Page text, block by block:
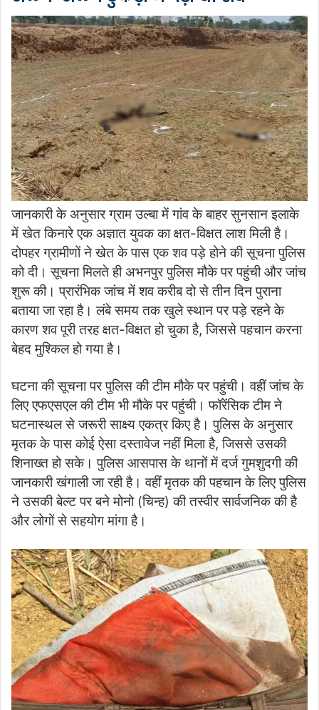
जानकारी के अनुसार ग्राम उल्बा में गांव के बाहर सुनसान इलाके
में खेत किनारे एक अज्ञात युवक का क्षत-विक्षत लाश मिली है।
दोपहर ग्रामीणों ने खेत के पास एक शव पड़े होने की सूचना पुलिस
को दी। सूचना मिलते ही अभनपुर पुलिस मौके पर पहुंची और जांच
शुरू की। प्रारंभिक जांच में शव करीब दो से तीन दिन पुराना
बताया जा रहा है। लंबे समय तक खुले स्थान पर पड़े रहने के
कारण शव पूरी तरह क्षत-विक्षत हो चुका है, जिससे पहचान करना
बेहद मुश्किल हो गया है।
घटना की सूचना पर पुलिस की टीम मौके पर पहुंची। वहीं जांच के
लिए एफएसएल की टीम भी मौके पर पहुंची। फॉरेंसिक टीम ने
घटनास्थल से जरूरी साक्ष्य एकत्र किए है। पुलिस के अनुसार
मृतक के पास कोई ऐसा दस्तावेज नहीं मिला है, जिससे उसकी
शिनाख्त हो सके। पुलिस आसपास के थानों में दर्ज गुमशुदगी की
जानकारी खंगाली जा रही है। वहीं मृतक की पहचान के लिए पुलिस
ने उसकी बेल्ट पर बने मोनो (चिन्ह) की तस्वीर सार्वजनिक की है
और लोगों से सहयोग मांगा है।